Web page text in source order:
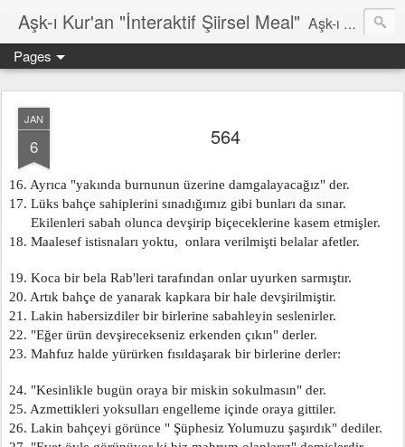
Aşk-ı Kur'an "İnteraktif Şiirsel Meal" Aşk-ı Kur'an; Orjinali, devrin tüm şiirlerini ortadan kaldırıp, kendine özgün şiirsel ahengiyle, tahta oturan Kur'an'ı Kerim'dir. Bu çalışma ise şiir tadında, ama şiir olduğu iddaa edilmeyen özgün bir mealidir. Şiir, şairin kendine göre hissettiği, şiir okuyucunun da kendine göre haz aldığı özgün bir duygusal bütünlüktür. İnteraktif Kuran'ı Kerim Meali, işiten herkese kendine has ruhsal bir bütünlük verir.
Pages
JAN
6 564
16. Ayrıca "yakında burnunun üzerine damgalayacağız" der.
17. Lüks bahçe sahiplerini sınadığımız gibi bunları da sınar.
Ekilenleri sabah olunca devşirip biçeceklerine kasem etmişler.
18. Maalesef istisnaları yoktu,  onlara verilmişti belalar afetler.
19. Koca bir bela Rab'leri tarafından onlar uyurken sarmıştır.
20. Artık bahçe de yanarak kapkara bir hale devşirilmiştir.
21. Lakin habersizdiler bir birlerine sabahleyin seslenirler.
22. "Eğer ürün devşirecekseniz erkenden çıkın" derler.
23. Mahfuz halde yürürken fısıldaşarak bir birlerine derler:
24. "Kesinlikle bugün oraya bir miskin sokulmasın" der.
25. Azmettikleri yoksulları engelleme içinde oraya gittiler.
26. Lakin bahçeyi görünce " Şüphesiz Yolumuzu şaşırdık" dediler.